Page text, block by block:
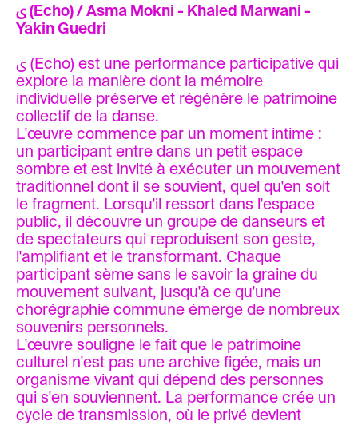
ى (Echo) / Asma Mokni - Khaled Marwani -
Yakin Guedri
ى (Echo) est une performance participative qui
explore la manière dont la mémoire
individuelle préserve et régénère le patrimoine
collectif de la danse.
L'œuvre commence par un moment intime :
un participant entre dans un petit espace
sombre et est invité à exécuter un mouvement
traditionnel dont il se souvient, quel qu'en soit
le fragment. Lorsqu'il ressort dans l'espace
public, il découvre un groupe de danseurs et
de spectateurs qui reproduisent son geste,
l'amplifiant et le transformant. Chaque
participant sème sans le savoir la graine du
mouvement suivant, jusqu'à ce qu'une
chorégraphie commune émerge de nombreux
souvenirs personnels.
L'œuvre souligne le fait que le patrimoine
culturel n'est pas une archive figée, mais un
organisme vivant qui dépend des personnes
qui s'en souviennent. La performance crée un
cycle de transmission, où le privé devient